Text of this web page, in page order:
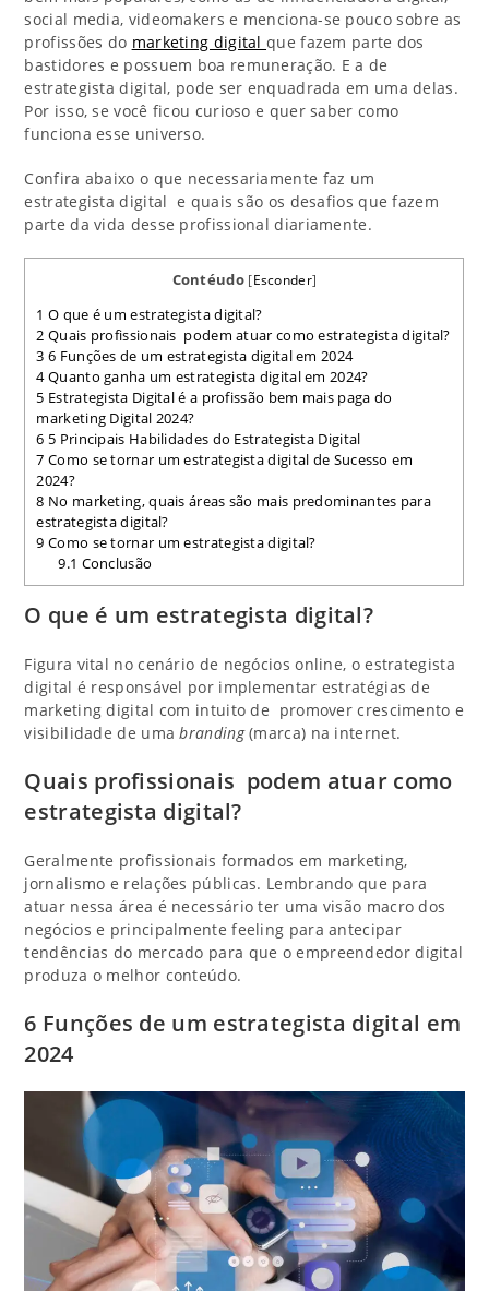
social media, videomakers e menciona-se pouco sobre as
profissões do marketing digitalque fazem parte dos
bastidores e possuem boa remuneração. E a de
estrategista digital, pode ser enquadrada em uma delas.
Por isso, se você ficou curioso e quer saber como
funciona esse universo.
Confira abaixo o que necessariamente faz um
estrategista digital e quais são os desafios que fazem
parte da vida desse profissional diariamente.
Contéudo [Esconder]
1 O que é um estrategista digital?
2 Quais profissionais podem atuar como estrategista digital?
3 6 Funções de um estrategista digital em 2024
4Quanto ganha um estrategista digital em 2024?
5 Estrategista Digital é a profissão bem mais paga do
marketing Digital 2024?
6 5 Principais Habilidades do Estrategista Digital
7 Como se tornar um estrategista digital de Sucesso em
2024?
8 No marketing, quais áreas são mais predominantes para
estrategista digital?
9 Como se tornar um estrategista digital?
9.1 Conclusão
O que é um estrategista digital?
Figura vital no cenário de negócios online, o estrategista
digital é responsável por implementar estratégias de
marketing digital com intuito de promover crescimento e
visibilidade de umabranding(marca) na internet.
Quais profissionais podem atuar como
estrategista digital?
Geralmente profissionais formados em marketing,
jornalismo e relações públicas. Lembrando que para
atuar nessa área é necessário ter uma visão macro dos
negócios e principalmente feeling para antecipar
tendências do mercado para que o empreendedor digital
produza o melhor conteúdo.
6 Funções de um estrategista digital em
2024